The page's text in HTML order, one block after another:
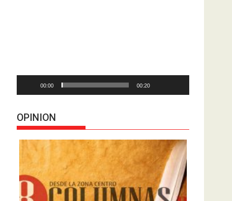
00:00 00:20
OPINION